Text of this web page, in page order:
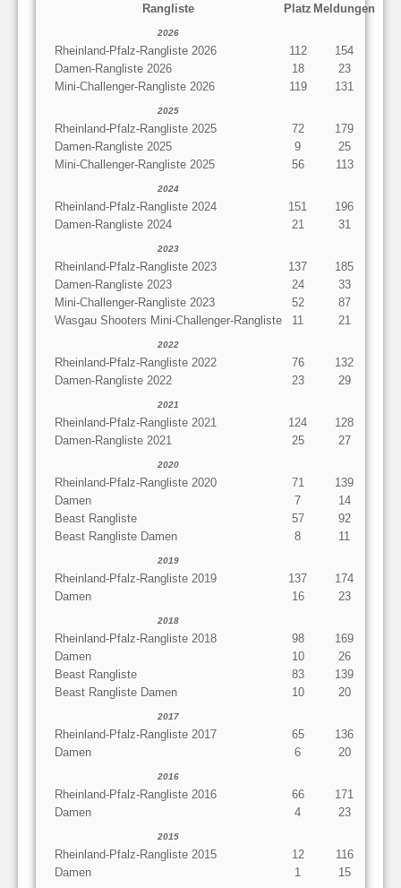
Rangliste
Platz Meldungen
2026
Rheinland-Pfalz-Rangliste 2026 112
154
Damen-Rangliste 2026
18
23
Mini-Challenger-Rangliste 2026
119 131
2025
Rheinland-Pfalz-Rangliste 2025 72
179
Damen-Rangliste 2025
9
25
Mini-Challenger-Rangliste 2025
56 113
2024
Rheinland-Pfalz-Rangliste 2024 151
196
Damen-Rangliste 2024
21 31
2023
Rheinland-Pfalz-Rangliste 2023 137
185
Damen-Rangliste 2023
24
33
Mini-Challenger-Rangliste 2023
52
87
Wasgau Shooters Mini-Challenger-Rangliste
11 21
2022
Rheinland-Pfalz-Rangliste 2022 76
132
Damen-Rangliste 2022
23 29
2021
Rheinland-Pfalz-Rangliste 2021 124
128
Damen-Rangliste 2021
25 27
2020
Rheinland-Pfalz-Rangliste 2020 71
139
Damen
7
14
Beast Rangliste
57
92
Beast Rangliste Damen
8 11
2019
Rheinland-Pfalz-Rangliste 2019 137
174
Damen
16 23
2018
Rheinland-Pfalz-Rangliste 2018 98
169
Damen
10
26
Beast Rangliste
83
139
Beast Rangliste Damen
10 20
2017
Rheinland-Pfalz-Rangliste 2017 65
136
Damen
6 20
2016
Rheinland-Pfalz-Rangliste 2016 66
171
Damen
4 23
2015
Rheinland-Pfalz-Rangliste 2015 12
116
Damen
1 15